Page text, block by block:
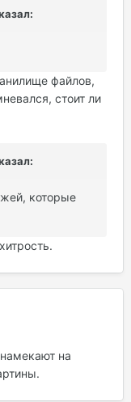
файлов,
стоит ли
которые
на